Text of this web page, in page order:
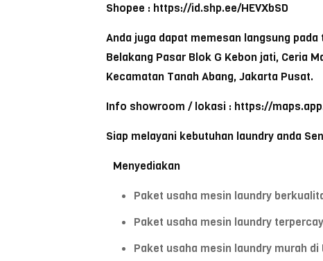
Shopee : https://id.shp.ee/HEVXbSD
Anda juga dapat memesan langsung
Belakang Pasar Blok G Kebon jati, Ceria
Kecamatan Tanah Abang, Jakarta Pusat.
Info showroom / lokasi : https://
Siap melayani kebutuhan laundry anda
Menyediakan
Paket usaha mesin laundry
Paket usaha mesin laundry
Paket usaha mesin laundry murah di